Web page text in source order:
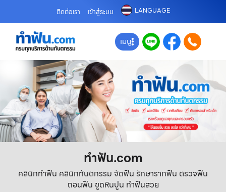
ติดต่อเรา เข้าสู่ระบบ LANGUAGE
เมนู
ทําฟัน.com
คลินิกทำฟัน คลินิกทันตกรรม จัดฟัน รักษารากฟัน ตรวจฟัน
ถอนฟัน ขูดหินปูน ทำฟันสวย